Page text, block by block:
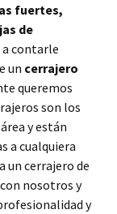
fuertes,
de
a contarle
un cerrajero
queremos
son los
y están
a cualquiera
un cerrajero de
nosotros y
y